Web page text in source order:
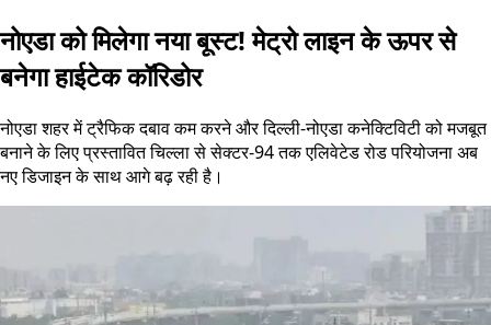
नोएडा को मिलेगा नया बूस्ट! मेट्रो लाइन के ऊपर से
बनेगा हाईटेक कॉरिडोर
नोएडा शहर में ट्रैफिक दबाव कम करने और दिल्ली-नोएडा कनेक्टिविटी को मजबूत
बनाने के लिए प्रस्तावित चिल्ला से सेक्टर-94 तक एलिवेटेड रोड परियोजना अब
नए डिजाइन के साथ आगे बढ़ रही है।